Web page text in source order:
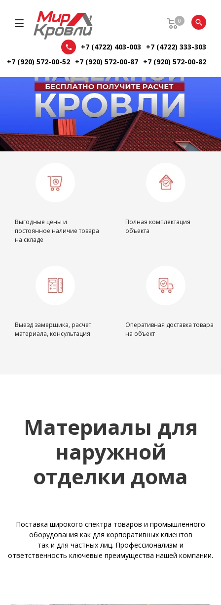
0
+7 (4722) 403-003
+7 (4722) 333-303
+7 (920) 572-00-52 +7 (920) 572-00-87 +7 (920) 572-00-82
Выгодные цены и
постоянное наличие товара
на складе
Полная комплектация
объекта
Выезд замерщика, расчет
материала, консультация
Оперативная доставка товара
на объект
Материалы для
наружной
отделки дома
Поставка широкого спектра товаров и промышленного
оборудования как для корпоративных клиентов
так и для частных лиц. Профессионализм и
ответственность ключевые преимущества нашей компании.